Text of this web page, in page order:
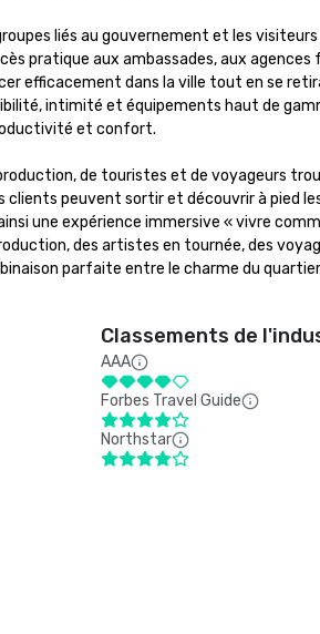
liés au gouvernement et les
pratique aux ambassades, aux
efficacement dans la ville tout en se
intimité et équipements haut de
et confort.
de touristes et de voyageurs
clients peuvent sortir et découvrir à pied
une expérience immersive « vivre
des artistes en tournée, des
parfaite entre le charme du
Classements de
AAA
Forbes Travel Guide
Northstar